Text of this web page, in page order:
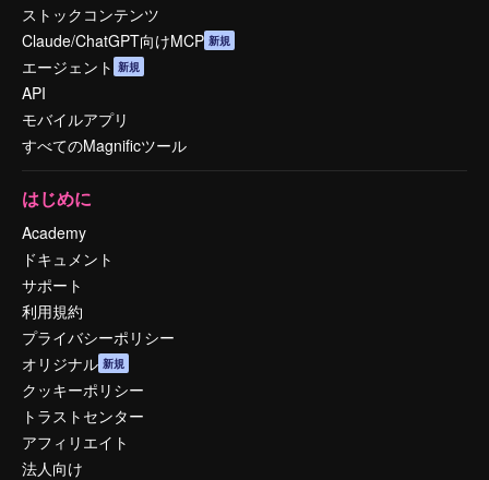
ストックコンテンツ
Claude/ChatGPT向けMCP 新規
エージェント 新規
API
モバイルアプリ
すべてのMagnificツール
はじめに
Academy
ドキュメント
サポート
利用規約
プライバシーポリシー
オリジナル 新規
クッキーポリシー
トラストセンター
アフィリエイト
法人向け